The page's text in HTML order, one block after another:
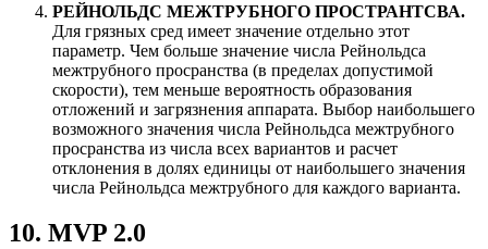
РЕЙНОЛЬДС МЕЖТРУБНОГО ПРОСТРАНТСВА.
Для грязных сред имеет значение отдельно этот
параметр. Чем больше значение числа Рейнольдса
межтрубного просранства (в пределах допустимой
скорости), тем меньше вероятность образования
отложений и загрязнения аппарата. Выбор наибольшего
возможного значения числа Рейнольдса межтрубного
просранства из числа всех вариантов и расчет
отклонения в долях единицы от наибольшего значения
числа Рейнольдса межтрубного для каждого варианта.
10. MVP 2.0